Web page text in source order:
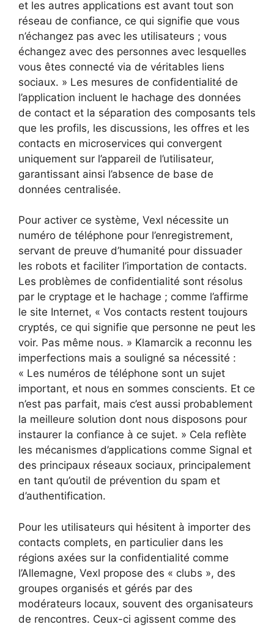
et les autres applications est avant tout son
réseau de confiance, ce qui signifie que vous
n’échangez pas avec les utilisateurs ; vous
échangez avec des personnes avec lesquelles
vous êtes connecté via de véritables liens
sociaux. » Les mesures de confidentialité de
l’application incluent le hachage des données
de contact et la séparation des composants tels
que les profils, les discussions, les offres et les
contacts en microservices qui convergent
uniquement sur l’appareil de l’utilisateur,
garantissant ainsi l’absence de base de
données centralisée.
Pour activer ce système, Vexl nécessite un
numéro de téléphone pour l’enregistrement,
servant de preuve d’humanité pour dissuader
les robots et faciliter l’importation de contacts.
Les problèmes de confidentialité sont résolus
par le cryptage et le hachage ; comme l’affirme
le site Internet, « Vos contacts restent toujours
cryptés, ce qui signifie que personne ne peut les
voir. Pas même nous. » Klamarcik a reconnu les
imperfections mais a souligné sa nécessité :
« Les numéros de téléphone sont un sujet
important, et nous en sommes conscients. Et ce
n’est pas parfait, mais c’est aussi probablement
la meilleure solution dont nous disposons pour
instaurer la confiance à ce sujet. » Cela reflète
les mécanismes d’applications comme Signal et
des principaux réseaux sociaux, principalement
en tant qu’outil de prévention du spam et
d’authentification.
Pour les utilisateurs qui hésitent à importer des
contacts complets, en particulier dans les
régions axées sur la confidentialité comme
l’Allemagne, Vexl propose des « clubs », des
groupes organisés et gérés par des
modérateurs locaux, souvent des organisateurs
de rencontres. Ceux-ci agissent comme des